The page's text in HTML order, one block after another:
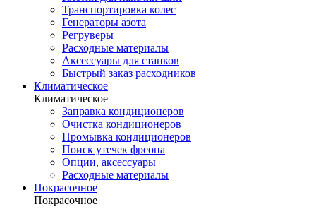
Транспортировка колес
Генераторы азота
Регруверы
Расходные материалы
Аксессуары для станков
Быстрый заказ расходников
Климатическое
Климатическое
Заправка кондиционеров
Очистка кондиционеров
Промывка кондиционеров
Поиск утечек фреона
Опции, аксессуары
Расходные материалы
Покрасочное
Покрасочное